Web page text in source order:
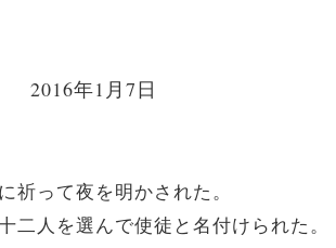
2016年1月7日
祈って夜を明かされた。
二人を選んで使徒と名付けられた。